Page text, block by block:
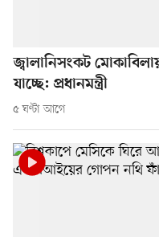
জ্বালানিসংকট
যাচ্ছে: প্রধানমন্ত্রী
৫ ঘণ্টা আগে